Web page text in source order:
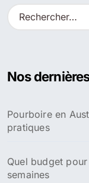
R
e
r
e
r
Nos
Pourboire en
pratiques
Quel budget
semaines